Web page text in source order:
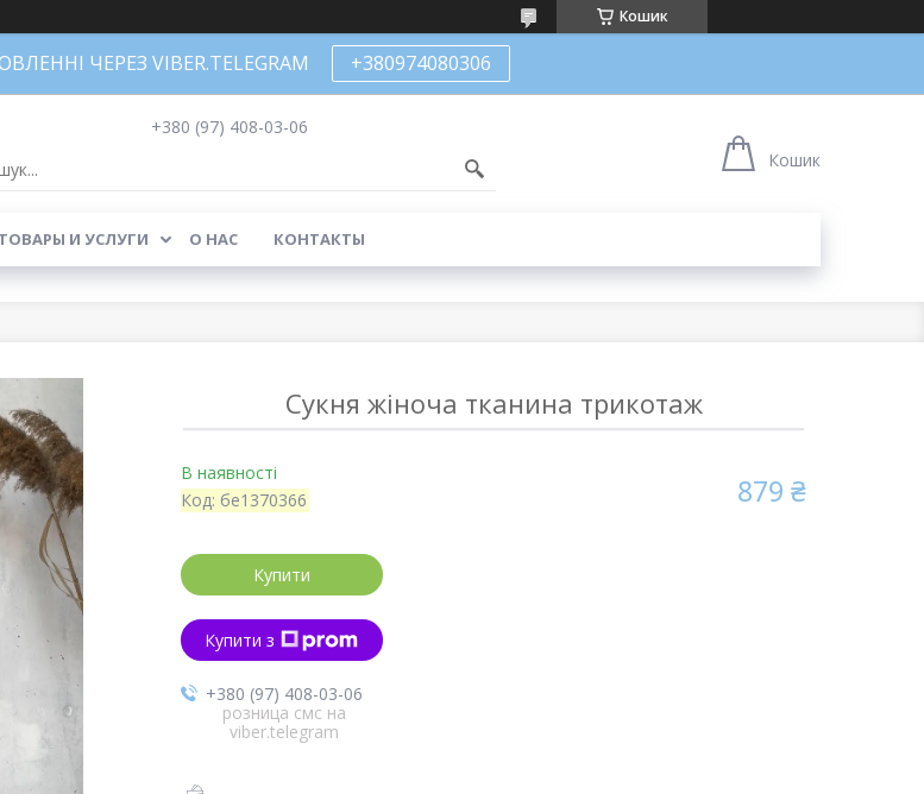
Кошик
ЧЕРЕЗ VIBER.TELEGRAM +380974080306
+380 (97) 408-03-06
Кошик
ТОВАРЫ И УСЛУГИ О НАС КОНТАКТЫ
Сукня жіноча тканина трикотаж
В наявності
Код: бе1370366 879 ₴
Купити
Купити з
+380 (97) 408-03-06
розница смс на
viber.telegram